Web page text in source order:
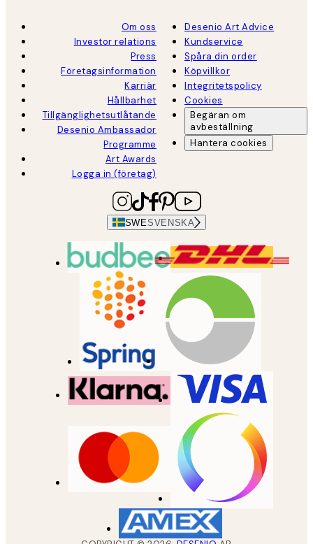
Om oss
Investor relations
Press
Företagsinformation
Karriär
Hållbarhet
Tillgänglighetsutlåtande
Desenio Ambassador
Programme
Art Awards
Logga in (företag)
Desenio Art Advice
Kundservice
Spåra din order
Köpvillkor
Integritetspolicy
Cookies
Begäran om
avbeställning
Hantera cookies
SWESVENSKA